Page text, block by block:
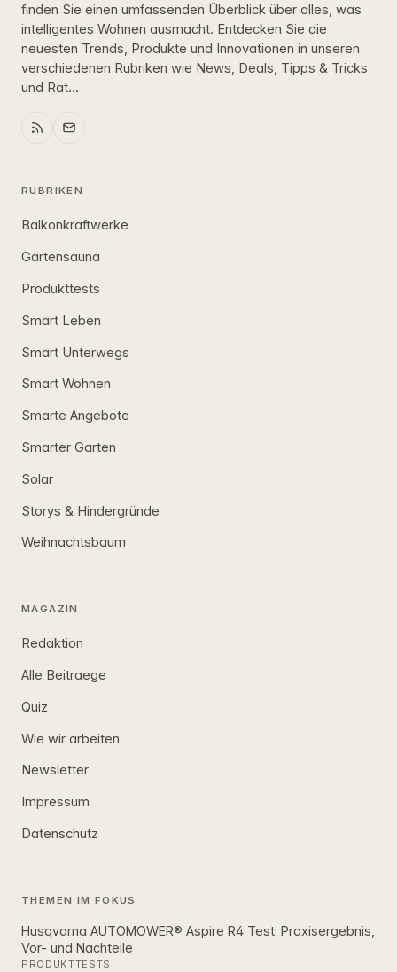
finden Sie einen umfassenden Überblick über alles, was
intelligentes Wohnen ausmacht. Entdecken Sie die
neuesten Trends, Produkte und Innovationen in unseren
verschiedenen Rubriken wie News, Deals, Tipps & Tricks
und Rat...
RUBRIKEN
Balkonkraftwerke
Gartensauna
Produkttests
Smart Leben
Smart Unterwegs
Smart Wohnen
Smarte Angebote
Smarter Garten
Solar
Storys & Hindergründe
Weihnachtsbaum
MAGAZIN
Redaktion
Alle Beitraege
Quiz
Wie wir arbeiten
Newsletter
Impressum
Datenschutz
THEMEN IM FOKUS
Husqvarna AUTOMOWER® Aspire R4 Test: Praxisergebnis,
Vor- und Nachteile
PRODUKTTESTS